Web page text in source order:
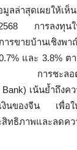
ลล่าสุดเผยให้เห็น
การลงทุนใ
ารขายบ้านเชิงพ
และ 3.8% ต
. การชะลอตั
เน้นย้ำถึงค
งินของจีน เพื่อใ
ทธิภาพและลดคว